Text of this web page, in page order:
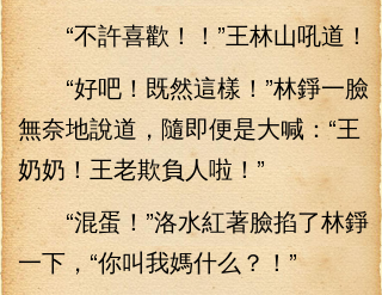
“不許喜歡！！”王林山吼道！
“好吧！既然這樣！”林錚一臉
無奈地說道，隨即便是大喊：“王
奶奶！王老欺負人啦！”
“混蛋！”洛水紅著臉掐了林錚
一下，“你叫我媽什么？！”